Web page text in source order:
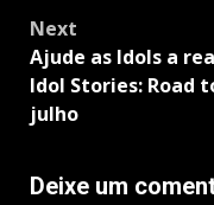
Next
Ajude as Idols a
Idol Stories: Road
julho
Deixe um